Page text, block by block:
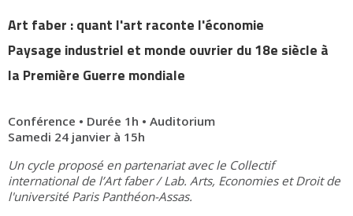
Art faber : quant l'art raconte l'économie
Paysage industriel et monde ouvrier du 18e siècle à
la Première Guerre mondiale
Conférence • Durée 1h • Auditorium
Samedi 24 janvier à 15h
Un cycle proposé en partenariat avec le Collectif
international de l’Art faber / Lab. Arts, Economies et Droit de
l'université Paris Panthéon-Assas.